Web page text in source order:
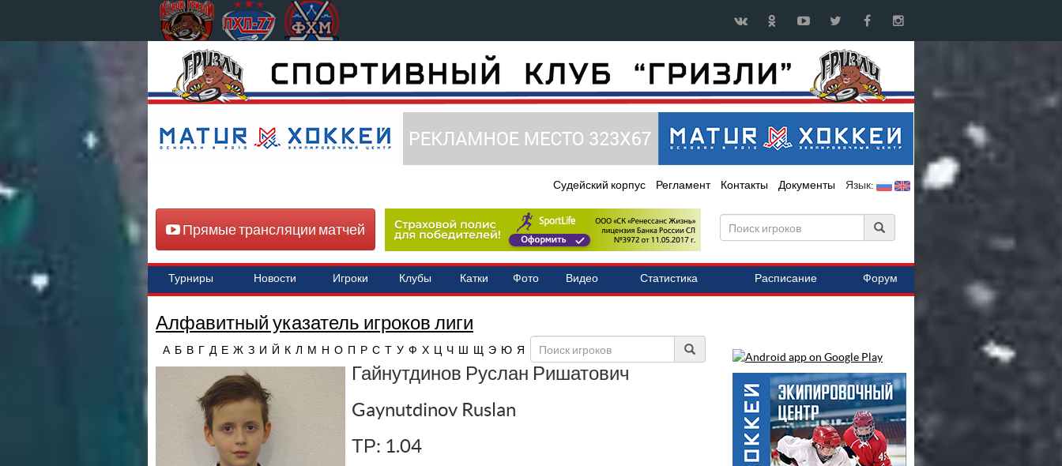
Судейский корпус Регламент Контакты Документы Язык:
Прямые трансляции матчей
Турниры Новости Игроки Клубы Катки Фото Видео Статистика Расписание Форум
Алфавитный указатель игроков лиги
А Б В Г Д Е Ж З И Й К Л М Н О П Р С Т У Ф Х Ц Ч Ш Щ Э Ю Я
Гайнутдинов Руслан Ришатович
Gaynutdinov Ruslan
ТР: 1.04